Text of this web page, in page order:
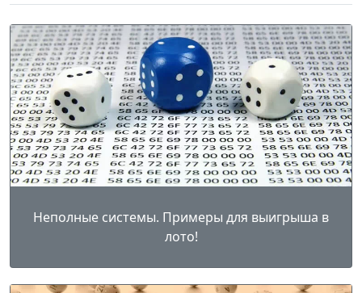
Неполные системы. Примеры для выигрыша в
лото!